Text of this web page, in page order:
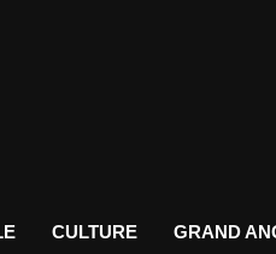
CULTURE GRAND